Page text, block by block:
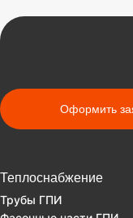
Оформить
Теплоснабжение
Трубы ГПИ